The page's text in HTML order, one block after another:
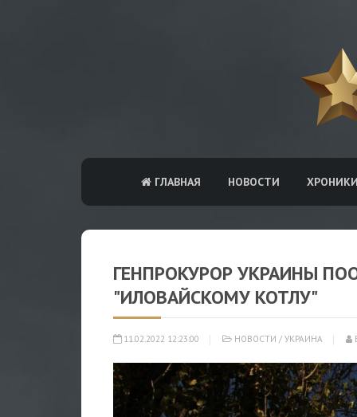
ГЛАВНАЯ НОВОСТИ
ГЕНПРОКУРОР УКРАИНЫ
"ИЛОВАЙСКОМУ КОТЛУ"
11.02.2022 12:23:00 НОВОСТИ / УКРАИНА